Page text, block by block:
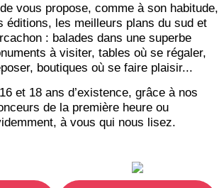
vous propose, comme à son habitude,
éditions, les meilleurs plans du sud et
: balades dans une superbe
à visiter, tables où se régaler,
boutiques où se faire plaisir...
et 18 ans d’existence, grâce à nos
de la première heure ou
à vous qui nous lisez.